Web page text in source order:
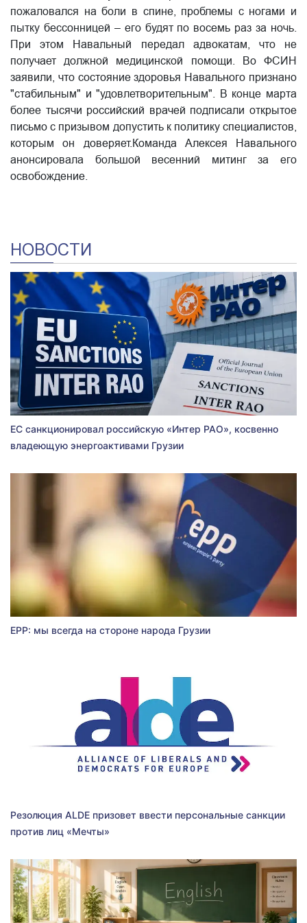
пожаловался на боли в спине, проблемы с ногами и
пытку бессонницей – его будят по восемь раз за ночь.
При этом Навальный передал адвокатам, что не
получает должной медицинской помощи. Во ФСИН
заявили, что состояние здоровья Навального признано
"стабильным" и "удовлетворительным". В конце марта
более тысячи российский врачей подписали открытое
письмо с призывом допустить к политику специалистов,
которым он доверяет.Команда Алексея Навального
анонсировала большой весенний митинг за его
освобождение.
НОВОСТИ
ЕС санкционировал российскую «Интер РАО», косвенно
владеющую энергоактивами Грузии
EPP: мы всегда на стороне народа Грузии
Резолюция ALDE призовет ввести персональные санкции
против лиц «Мечты»